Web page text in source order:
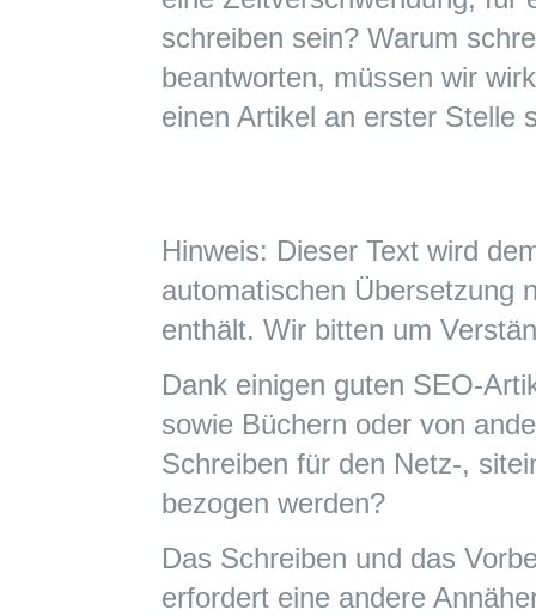
schreiben sein? Warum
beantworten, müssen wir
einen Artikel an erster Stelle
Hinweis: Dieser Text wird
automatischen Übersetzung
enthält. Wir bitten um
Dank einigen guten SEO-
sowie Büchern oder von
Schreiben für den Netz-,
bezogen werden?
Das Schreiben und das
erfordert eine andere